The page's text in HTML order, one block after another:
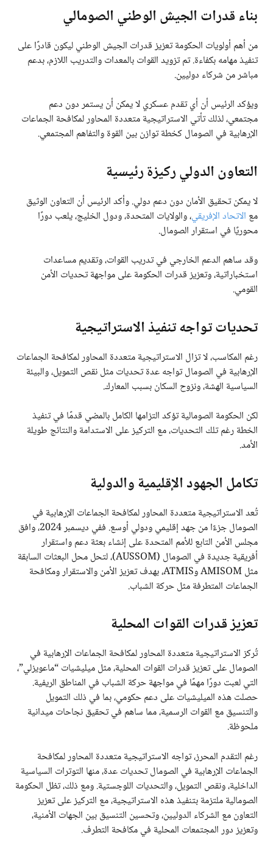
بناء قدرات الجيش الوطني الصومالي
من أهم أولويات الحكومة تعزيز قدرات الجيش الوطني ليكون قادرًا على
تنفيذ مهامه بكفاءة. تم تزويد القوات بالمعدات والتدريب اللازم، بدعم
مباشر من شركاء دوليين.
ويؤكد الرئيس أن أي تقدم عسكري لا يمكن أن يستمر دون دعم
مجتمعي، لذلك تأتي الاستراتيجية متعددة المحاور لمكافحة الجماعات
الإرهابية في الصومال كخطة توازن بين القوة والتفاهم المجتمعي.
التعاون الدولي ركيزة رئيسية
لا يمكن تحقيق الأمان دون دعم دولي. وأكد الرئيس أن التعاون الوثيق
مع الاتحاد الإفريقي، والولايات المتحدة، ودول الخليج، يلعب دورًا
محوريًا في استقرار الصومال.
وقد ساهم الدعم الخارجي في تدريب القوات، وتقديم مساعدات
استخباراتية، وتعزيز قدرات الحكومة على مواجهة تحديات الأمن
القومي.
تحديات تواجه تنفيذ الاستراتيجية
رغم المكاسب، لا تزال الاستراتيجية متعددة المحاور لمكافحة الجماعات
الإرهابية في الصومال تواجه عدة تحديات مثل نقص التمويل، والبيئة
السياسية الهشة، ونزوح السكان بسبب المعارك.
لكن الحكومة الصومالية تؤكد التزامها الكامل بالمضي قدمًا في تنفيذ
الخطة رغم تلك التحديات، مع التركيز على الاستدامة والنتائج طويلة
الأمد.
تكامل الجهود الإقليمية والدولية
تُعد الاستراتيجية متعددة المحاور لمكافحة الجماعات الإرهابية في
الصومال جزءًا من جهد إقليمي ودولي أوسع. ففي ديسمبر 2024، وافق
مجلس الأمن التابع للأمم المتحدة على إنشاء بعثة دعم واستقرار
أفريقية جديدة في الصومال (AUSSOM)، لتحل محل البعثات السابقة
مثل AMISOM وATMIS، بهدف تعزيز الأمن والاستقرار ومكافحة
الجماعات المتطرفة مثل حركة الشباب.
تعزيز قدرات القوات المحلية
تُركز الاستراتيجية متعددة المحاور لمكافحة الجماعات الإرهابية في
الصومال على تعزيز قدرات القوات المحلية، مثل ميليشيات “ماعويزلي”،
التي لعبت دورًا مهمًا في مواجهة حركة الشباب في المناطق الريفية.
حصلت هذه الميليشيات على دعم حكومي، بما في ذلك التمويل
والتنسيق مع القوات الرسمية، مما ساهم في تحقيق نجاحات ميدانية
ملحوظة.
رغم التقدم المحرز، تواجه الاستراتيجية متعددة المحاور لمكافحة
الجماعات الإرهابية في الصومال تحديات عدة، منها التوترات السياسية
الداخلية، ونقص التمويل، والتحديات اللوجستية. ومع ذلك، تظل الحكومة
الصومالية ملتزمة بتنفيذ هذه الاستراتيجية، مع التركيز على تعزيز
التعاون مع الشركاء الدوليين، وتحسين التنسيق بين الجهات الأمنية،
وتعزيز دور المجتمعات المحلية في مكافحة التطرف.